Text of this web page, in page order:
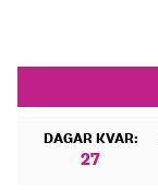
DAGAR KVAR:
27